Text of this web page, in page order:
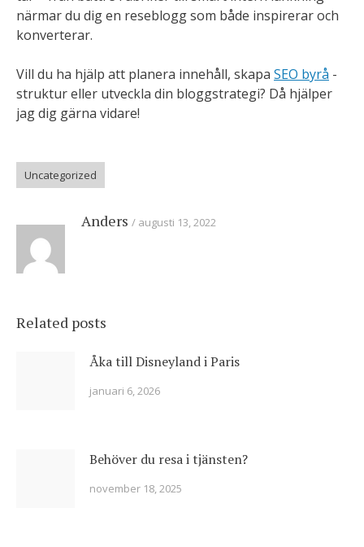
närmar du dig en reseblogg som både inspirerar och
konverterar.
Vill du ha hjälp att planera innehåll, skapa SEO byrå -
struktur eller utveckla din bloggstrategi? Då hjälper
jag dig gärna vidare!
Uncategorized
Anders augusti 13, 2022
Related posts
Åka till Disneyland i Paris
januari 6, 2026
Behöver du resa i tjänsten?
november 18, 2025